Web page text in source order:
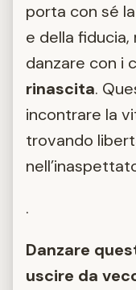
porta con sé
e della
danzare con i
rinascita.
incontrare la
trovando
.
Danzare
uscire da